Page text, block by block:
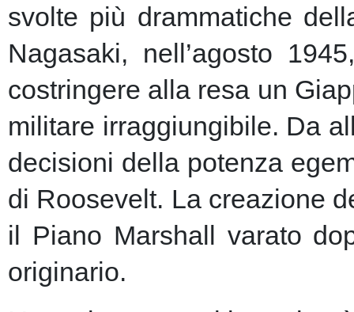
svolte più drammatiche
Nagasaki, nell’agosto
costringere alla resa un
militare irraggiungibile. Da
decisioni della potenza
di Roosevelt. La creazione
il Piano Marshall varato
originario.